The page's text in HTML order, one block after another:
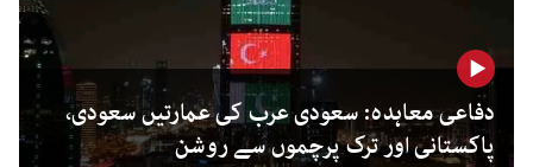
دفاعی معاہدہ: سعودی عرب کی عمارتیں سعودی،
پاکستانی اور ترک پرچموں سے روشن